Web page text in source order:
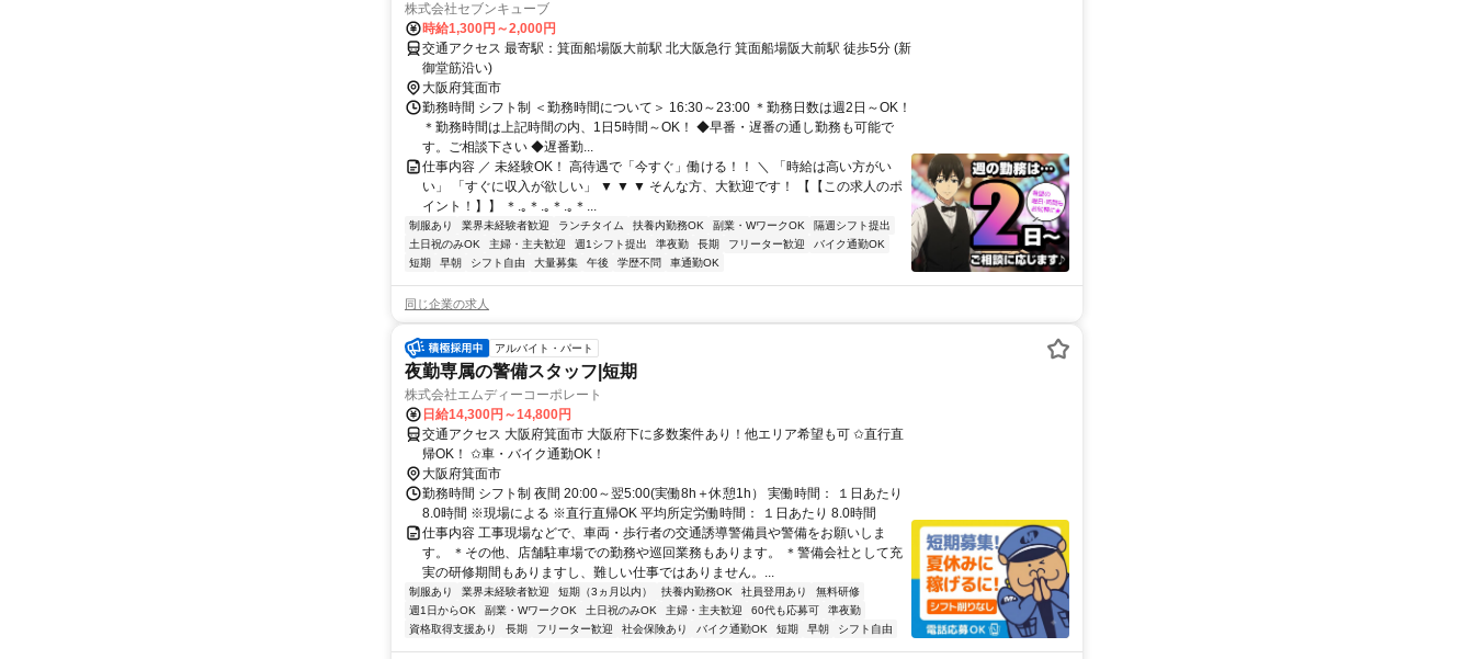
株式会社セブンキューブ
時給1,300円～2,000円
交通アクセス 最寄駅：箕面船場阪大前駅 北大阪急行 箕面船場阪大前駅 徒歩5分 (新
御堂筋沿い)
大阪府箕面市
勤務時間 シフト制 ＜勤務時間について＞ 16:30～23:00 ＊勤務日数は週2日～OK！
＊勤務時間は上記時間の内、1日5時間～OK！ ◆早番・遅番の通し勤務も可能で
す。ご相談下さい ◆遅番勤...
仕事内容 ／ 未経験OK！ 高待遇で「今すぐ」働ける！！ ＼ 「時給は高い方がい
い」 「すぐに収入が欲しい」 ▼ ▼ ▼ そんな方、大歓迎です！ 【【この求人のポ
イント！】】 ＊.｡＊.｡＊.｡＊...
制服あり 業界未経験者歓迎 ランチタイム 扶養内勤務OK 副業・WワークOK
隔週シフト提出
土日祝のみOK
主婦・主夫歓迎 週1シフト提出 準夜勤 長期 フリーター歓迎
バイク通勤OK
短期
早朝 シフト自由 大量募集 午後 学歴不問 車通勤OK
同じ企業の求人
アルバイト・パート
夜勤専属の警備スタッフ|短期
株式会社エムディーコーポレート
日給14,300円～14,800円
交通アクセス 大阪府箕面市 大阪府下に多数案件あり！他エリア希望も可 ✩直行直
帰OK！ ✩車・バイク通勤OK！
大阪府箕面市
勤務時間 シフト制 夜間 20:00～翌5:00(実働8h＋休憩1h） 実働時間： １日あたり
8.0時間 ※現場による ※直行直帰OK 平均所定労働時間： １日あたり 8.0時間
仕事内容 工事現場などで、車両・歩行者の交通誘導警備員や警備をお願いしま
す。 ＊その他、店舗駐車場での勤務や巡回業務もあります。 ＊警備会社として充
実の研修期間もありますし、難しい仕事ではありません。...
制服あり 業界未経験者歓迎 短期（3ヵ月以内） 扶養内勤務OK 社員登用あり
無料研修
週1日からOK
副業・WワークOK 土日祝のみOK 主婦・主夫歓迎 60代も応募可
準夜勤
資格取得支援あり
長期 フリーター歓迎 社会保険あり バイク通勤OK 短期 早朝 シフト自由